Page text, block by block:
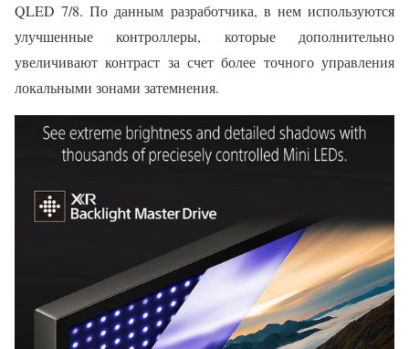
QLED 7/8. По данным разработчика, в нем используются
улучшенные контроллеры, которые дополнительно
увеличивают контраст за счет более точного управления
локальными зонами затемнения.